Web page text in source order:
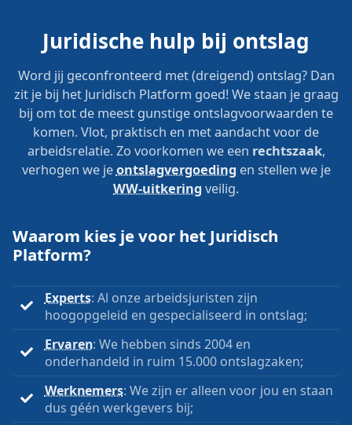
Juridische hulp bij ontslag
Word jij geconfronteerd met (dreigend) ontslag? Dan
zit je bij het Juridisch Platform goed! We staan je graag
bij om tot de meest gunstige ontslagvoorwaarden te
komen. Vlot, praktisch en met aandacht voor de
arbeidsrelatie. Zo voorkomen we een rechtszaak,
verhogen we jeontslagvergoeding en stellen we je
WW-uitkering veilig.
Waarom kies je voor het Juridisch
Platform?
Experts: Al onze arbeidsjuristen zijn
hoogopgeleid en gespecialiseerd in ontslag;
Ervaren: We hebben sinds 2004 en
onderhandeld in ruim 15.000 ontslagzaken;
Werknemers: We zijn er alleen voor jou en staan
dus géén werkgevers bij;